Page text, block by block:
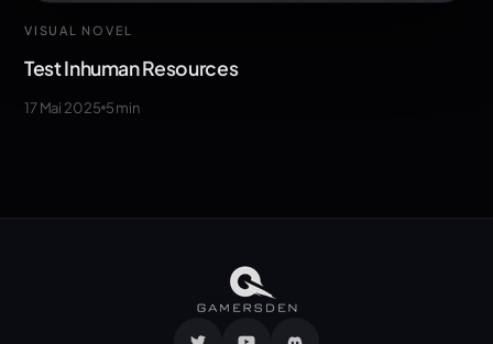
VISUAL NOVEL
Test Inhuman Resources
17 Mai 2025 5min